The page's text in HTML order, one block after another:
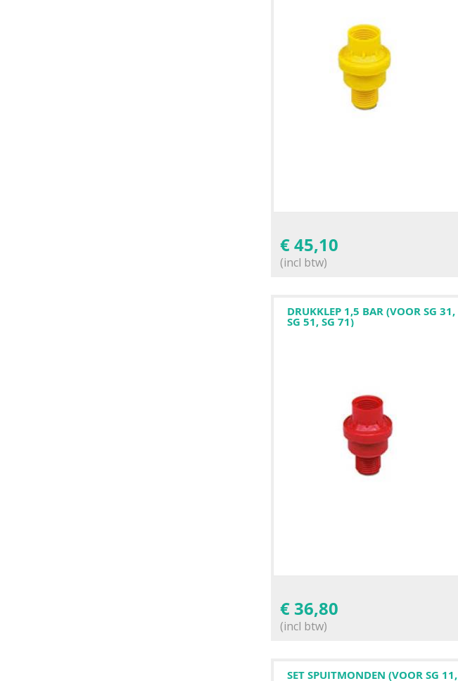
€45,10
(incl btw)
DRUKKLEP 1,5 BAR (VOOR SG 31,
SG 51, SG 71)
€ 36,80
(incl btw)
SET SPUITMONDEN (VOOR SG 11,